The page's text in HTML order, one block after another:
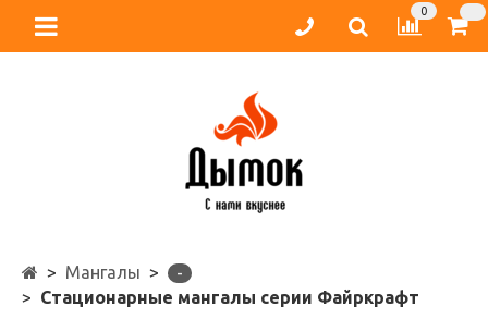
0
Мангалы
-
Стационарные мангалы серии Файркрафт